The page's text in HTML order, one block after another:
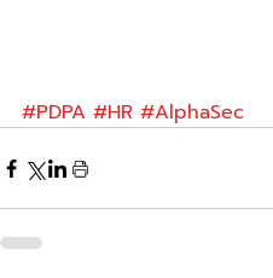
#PDPA #HR #AlphaSec